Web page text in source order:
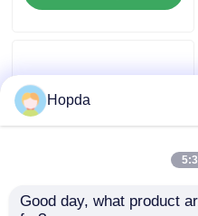
Nieuws
Vraag een offerte
Hopda
Good day, what product